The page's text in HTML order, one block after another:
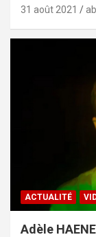
31 août 2021
ACTUALITÉ
Adèle